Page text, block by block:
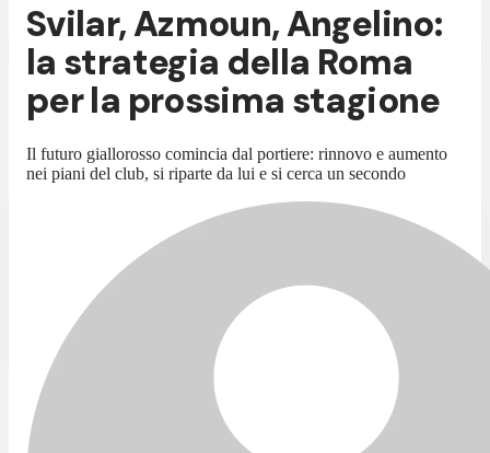
Svilar, Azmoun, Angelino:
la strategia della Roma
per la prossima stagione
Il futuro giallorosso comincia dal portiere: rinnovo e aumento
nei piani del club, si riparte da lui e si cerca un secondo